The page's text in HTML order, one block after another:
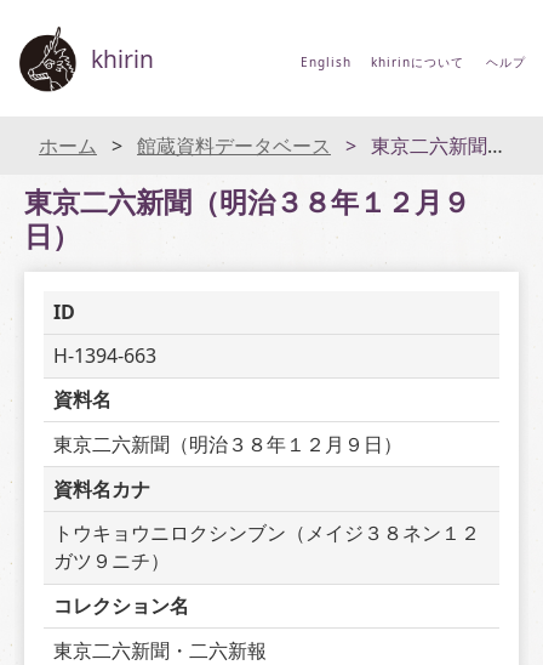
khirin English khirinについて ヘルプ
ホーム 館蔵資料データベース 東京二六新聞（明治３８年１２月９日）
東京二六新聞（明治３８年１２月９
日）
ID
H-1394-663
資料名
東京二六新聞（明治３８年１２月９日）
資料名カナ
トウキョウニロクシンブン（メイジ３８ネン１２
ガツ９ニチ）
コレクション名
東京二六新聞・二六新報